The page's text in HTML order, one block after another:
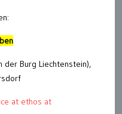
der Burg Liechtenstein),
at ethos at